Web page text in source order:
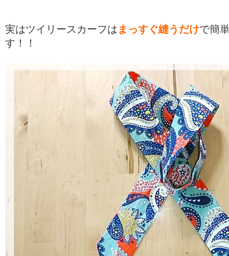
実はツイリースカーフは まっすぐ縫うだけで簡
す！！